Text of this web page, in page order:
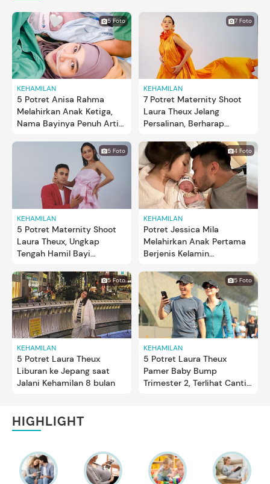
5 Foto
KEHAMILAN
5 Potret Anisa Rahma
Melahirkan Anak Ketiga,
Nama Bayinya Penuh Arti
7 Foto
KEHAMILAN
7 Potret Maternity Shoot
Laura Theux Jelang
Persalinan, Berharap
5 Foto
KEHAMILAN
5 Potret Maternity Shoot
Laura Theux, Ungkap
Tengah Hamil Bayi
4 Foto
KEHAMILAN
Potret Jessica Mila
Melahirkan Anak Pertama
Berjenis Kelamin
Kyarra
5 Foto
KEHAMILAN
5 Potret Laura Theux
Liburan ke Jepang saat
Jalani Kehamilan 8 bulan
5 Foto
KEHAMILAN
5 Potret Laura Theux
Pamer Baby Bump
Trimester 2, Terlihat Cantik
HIGHLIGHT